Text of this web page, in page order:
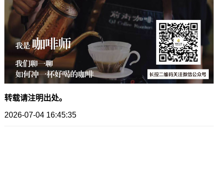
转载请注明出处。
2026-07-04 16:45:35